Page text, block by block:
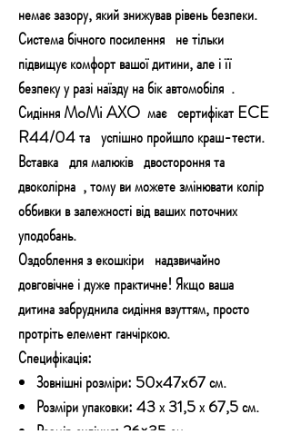
немає зазору, який знижував рівень безпеки.
Система бічного посилення не тільки
підвищує комфорт вашої дитини, але і її
безпеку у разі наїзду на бік автомобіля .
Сидіння MoMi AXO має сертифікат ECE
R44/04 та успішно пройшло краш-тести.
Вставка для малюків двостороння та
двоколірна , тому ви можете змінювати колір
оббивки в залежності від ваших поточних
уподобань.
Оздоблення з екошкіри надзвичайно
довговічне і дуже практичне! Якщо ваша
дитина забруднила сидіння взуттям, просто
протріть елемент ганчіркою.
Специфікація:
Зовнішні розміри: 50x47x67 см.
Розміри упаковки: 43 х 31,5 х 67,5 см.
Розмір сидіння: 26×35 см.